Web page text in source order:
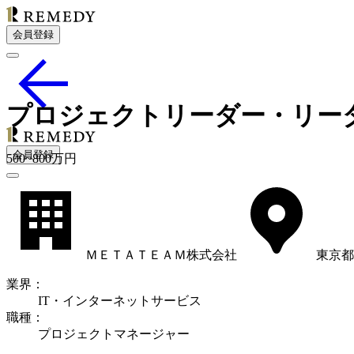
会員登録
会員登録
プロジェクトリーダー・リー
500~800万円
ＭＥＴＡＴＥＡＭ株式会社 東京都
業界 ：
IT・インターネットサービス
職種 ：
プロジェクトマネージャー